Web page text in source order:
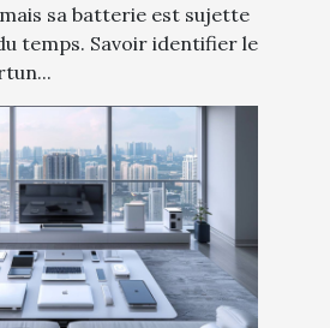
sa batterie est sujette
temps. Savoir identifier le